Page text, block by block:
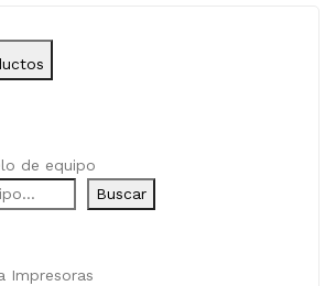
de equipo
Buscar
Impresoras